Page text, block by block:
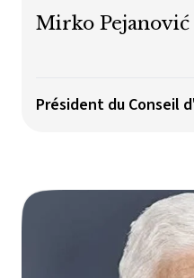
Mirko Pejanović
Président du Conseil